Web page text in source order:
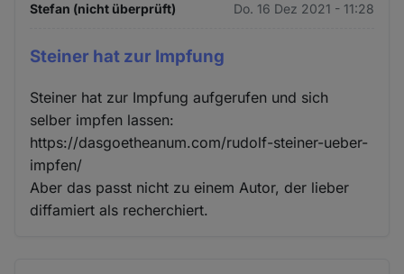
Stefan (nicht überprüft) Do. 16 Dez 2021 - 11:28
Steiner hat zur Impfung
Steiner hat zur Impfung aufgerufen und sich
selber impfen lassen:
https://dasgoetheanum.com/rudolf-steiner-ueber-
impfen/
Aber das passt nicht zu einem Autor, der lieber
diffamiert als recherchiert.